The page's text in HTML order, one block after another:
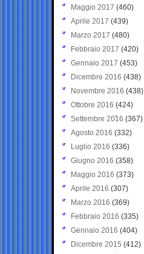
Maggio 2017 (460)
Aprile 2017 (439)
Marzo 2017 (480)
Febbraio 2017 (420)
Gennaio 2017 (453)
Dicembre 2016 (438)
Novembre 2016 (438)
Ottobre 2016 (424)
Settembre 2016 (367)
Agosto 2016 (332)
Luglio 2016 (336)
Giugno 2016 (358)
Maggio 2016 (373)
Aprile 2016 (307)
Marzo 2016 (369)
Febbraio 2016 (335)
Gennaio 2016 (404)
Dicembre 2015 (412)